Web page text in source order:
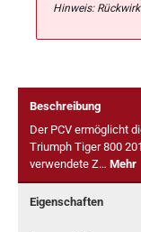
Hinweis:
Beschreibung
Der PCV ermöglicht
Triumph Tiger 800
verwendete Z… Mehr
Eigenschaften